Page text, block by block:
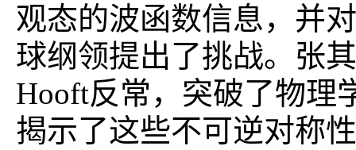
观态的波函数信息，并
球纲领提出了挑战。张
Hooft反常，突破了物理
揭示了这些不可逆对称